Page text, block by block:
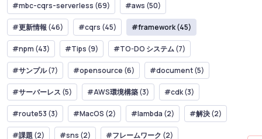
#mbc-cqrs-serverless (69) #aws (50)
#更新情報 (46) #cqrs (45) #framework (45)
#npm (43) #Tips (9) #TO-DO システム (7)
#サンプル (7) #opensource (6) #document (5)
#サーバーレス (5) #AWS環境構築 (3) #cdk (3)
#route53 (3) #MacOS (2) #lambda (2) #解決 (2)
#課題 (2) #sns (2) #フレームワーク (2)